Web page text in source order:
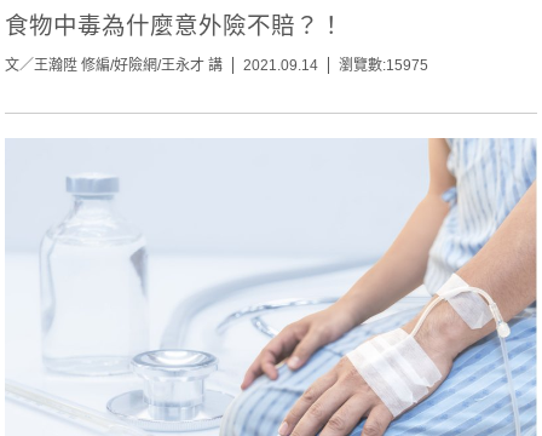
食物中毒為什麼意外險不賠？！
文／王瀚陞 修編/好險網/王永才 講 2021.09.14 瀏覽數:15975